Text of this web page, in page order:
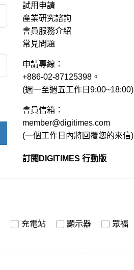
試用申請
產業研究諮詢
會員服務介紹
常見問題
申請專線：
+886-02-87125398。
(週一至週五工作日9:00~18:00)
會員信箱：
member@digitimes.com
(一個工作日內將回覆您的來信)
訂閱DIGITIMES 行動版
充電站 顯示器 眾福